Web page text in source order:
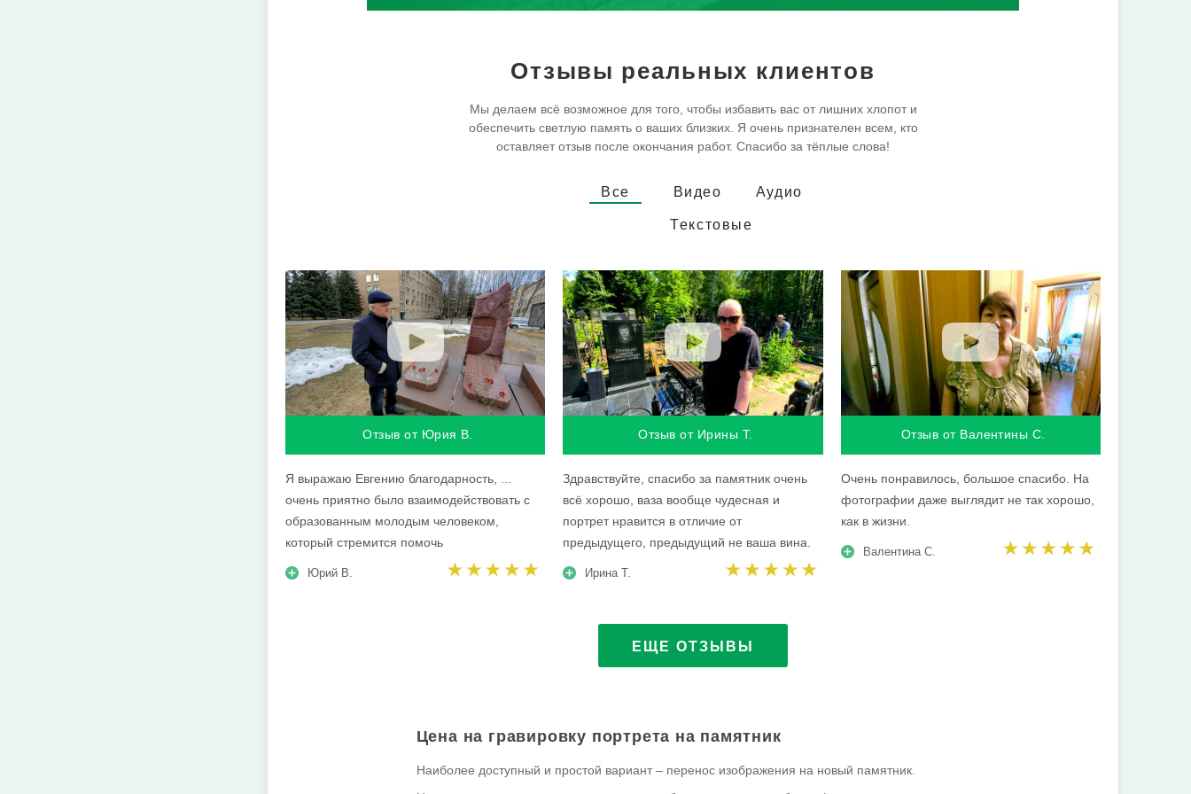
Отзывы реальных клиентов
Мы делаем всё возможное для того, чтобы избавить вас от лишних хлопот и
обеспечить светлую память о ваших близких. Я очень признателен всем, кто
оставляет отзыв после окончания работ. Спасибо за тёплые слова!
Все Видео Аудио
Текстовые
Отзыв от Юрия В.
Я выражаю Евгению благодарность, ...
очень приятно было взаимодействовать с
образованным молодым человеком,
который стремится помочь
Юрий В.
Отзыв от Ирины Т.
Здравствуйте, спасибо за памятник очень
всё хорошо, ваза вообще чудесная и
портрет нравится в отличие от
предыдущего, предыдущий не ваша вина.
Ирина Т.
Отзыв от Валентины С.
Очень понравилось, большое спасибо. На
фотографии даже выглядит не так хорошо,
как в жизни.
Валентина С.
ЕЩЕ ОТЗЫВЫ
Цена на гравировку портрета на памятник
Наиболее доступный и простой вариант – перенос изображения на новый памятник.